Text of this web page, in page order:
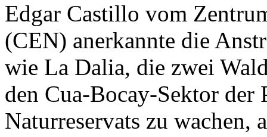
Edgar Castillo vom
(CEN) anerkannte die
wie La Dalia, die zwei
den Cua-Bocay-Sektor der
Naturreservats zu wachen,